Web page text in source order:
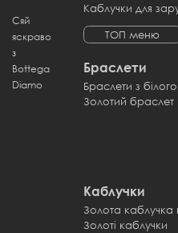
Сяй
яскраво
з
Bottega
Diamo
Каблучки для
ТОП меню
Браслети
Браслети з
Золотий браслет
Каблучки
Золота каблучка
Золоті каблучки